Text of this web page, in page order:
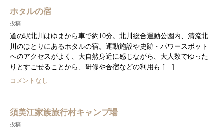
ホタルの宿
投稿:
道の駅北川はゆまから車で約10分。北川総合運動公園内、清流北
川のほとりにあるホタルの宿。運動施設や史跡・パワースポット
へのアクセスがよく、大自然身近に感じながら、大人数でゆった
りとすごせることから、研修や合宿などの利用も […]
コメントなし
須美江家族旅行村キャンプ場
投稿: